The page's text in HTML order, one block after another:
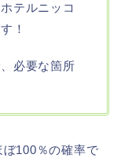
テルニッコ
！
必要な箇所
100％の確率で